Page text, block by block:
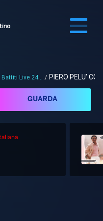
Live 24... / PIERO PELU’
GUARDA